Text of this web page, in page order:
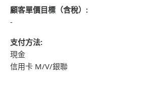
顧客單價目標（含稅）:
-
支付方法:
現金
信用卡 M/V/銀聯